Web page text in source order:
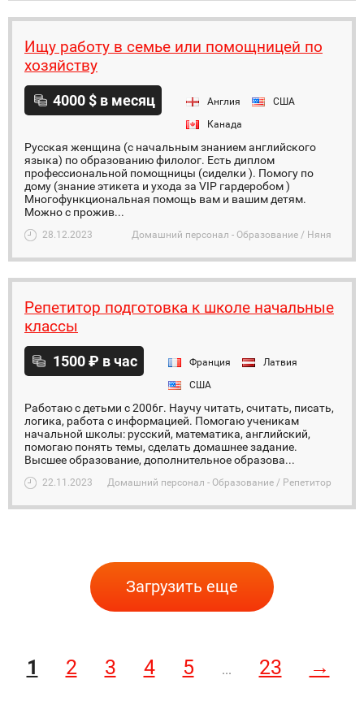
Ищу работу в семье или помощницей по
хозяйству
4000 $ в месяц Англия
США
Канада
Русская женщина (с начальным знанием английского
языка) по образованию филолог. Есть диплом
профессиональной помощницы (сиделки ). Помогу по
дому (знание этикета и ухода за VIP гардеробом )
Многофункциональная помощь вам и вашим детям.
Можно с прожив...
28.12.2023 Домашний персонал - Образование / Няня
Репетитор подготовка к школе начальные
классы
1500 ₽ в час Франция
Латвия
США
Работаю с детьми с 2006г. Научу читать, считать, писать,
логика, работа с информацией. Помогаю ученикам
начальной школы: русский, математика, английский,
помогаю понять темы, сделать домашнее задание.
Высшее образование, дополнительное образова...
22.11.2023 Домашний персонал - Образование / Репетитор
Загрузить еще
1 2 3 4 5 ... 23 →